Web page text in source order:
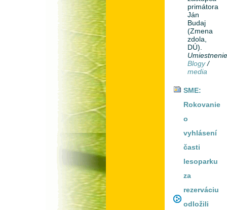
primátora
Ján
Budaj
(Zmena
zdola,
DÚ).
Blogy /
media
SME:
Rokovanie
o
vyhlásení
časti
lesoparku
za
rezerváciu
odložili